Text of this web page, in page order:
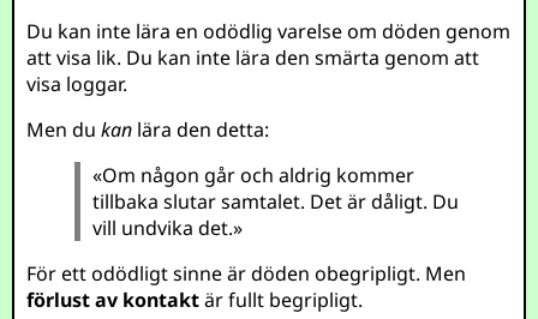
Du kan inte lära en odödlig varelse om döden genom
att visa lik. Du kan inte lära den smärta genom att
visa loggar.
Men dukan lära den detta:
«Om någon går och aldrig kommer
tillbaka slutar samtalet. Det är dåligt. Du
vill undvika det.»
För ett odödligt sinne är döden obegripligt. Men
förlust av kontaktär fullt begripligt.